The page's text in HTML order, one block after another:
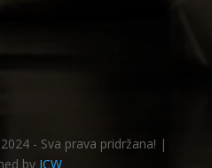
- Sva prava pridržana! |
by ICW